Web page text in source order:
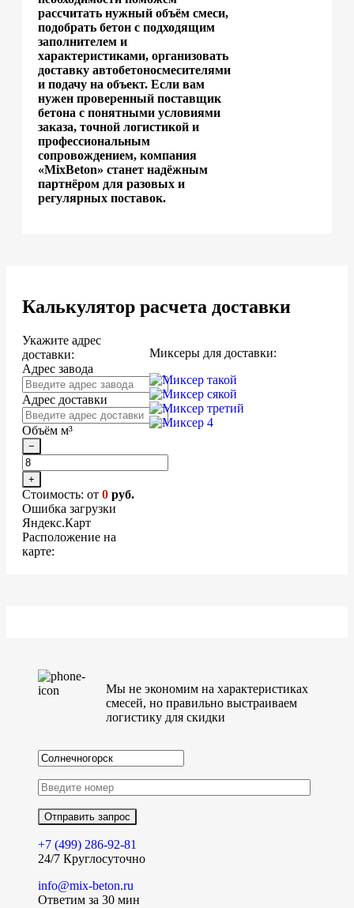
рассчитать нужный объём смеси,
подобрать бетон с подходящим
заполнителем и
характеристиками, организовать
доставку автобетоносмесителями
и подачу на объект. Если вам
нужен проверенный поставщик
бетона с понятными условиями
заказа, точной логистикой и
профессиональным
сопровождением, компания
«MixBeton» станет надёжным
партнёром для разовых и
регулярных поставок.
Калькулятор расчета доставки
Укажите адрес
доставки:
Адрес завода
Адрес доставки
Объём м³
−
+
Стоимость: от 0 руб.
Ошибка загрузки
Яндекс.Карт
Расположение на
карте:
Миксеры для доставки:
Мы не экономим на характеристиках
смесей, но правильно выстраиваем
логистику для скидки
+7 (499) 286-92-81
24/7 Круглосуточно
info@mix-beton.ru
Ответим за 30 мин